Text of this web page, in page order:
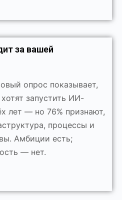
за вашей
опрос показывает,
запустить ИИ-
лет — но 76% признают,
процессы и
Амбиции есть;
— нет.